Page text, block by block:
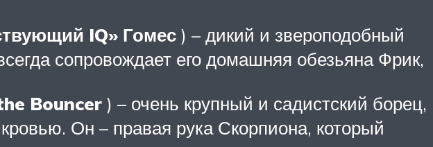
IQ» Гомес ) – дикий и звероподобный
сопровождает его домашняя обезьяна Фрик,
Bouncer ) – очень крупный и садистский борец,
Он – правая рука Скорпиона, который